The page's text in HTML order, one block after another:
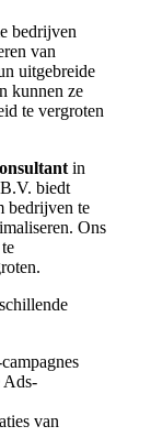
bedrijven
van
uitgebreide
kunnen ze
te vergroten
in
biedt
bedrijven te
Ons
Ads-
van